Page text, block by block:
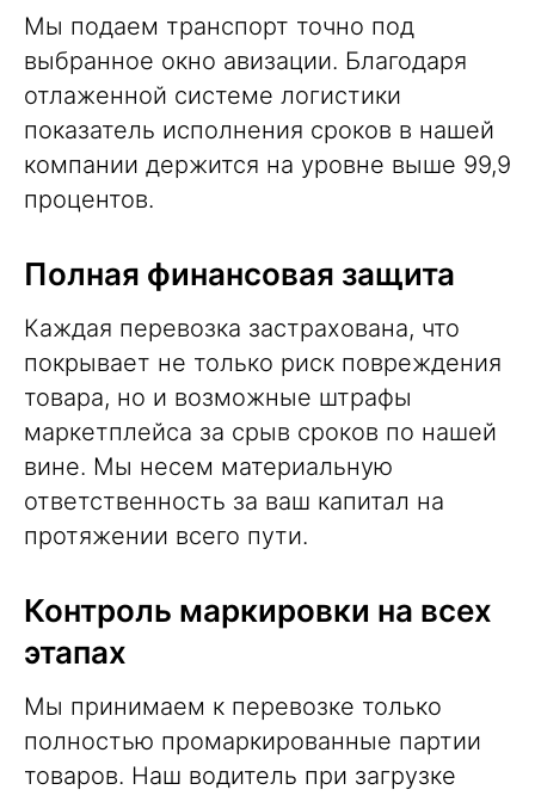
Мы подаем транспорт точно под
выбранное окно авизации. Благодаря
отлаженной системе логистики
показатель исполнения сроков в нашей
компании держится на уровне выше 99,9
процентов.
Полная финансовая защита
Каждая перевозка застрахована, что
покрывает не только риск повреждения
товара, но и возможные штрафы
маркетплейса за срыв сроков по нашей
вине. Мы несем материальную
ответственность за ваш капитал на
протяжении всего пути.
Контроль маркировки на всех
этапах
Мы принимаем к перевозке только
полностью промаркированные партии
товаров. Наш водитель при загрузке